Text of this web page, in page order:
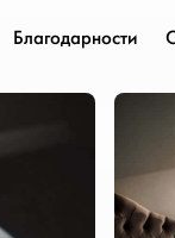
Благодарности